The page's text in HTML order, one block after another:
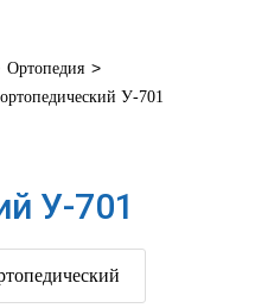
Ортопедия >
У-701
У-701